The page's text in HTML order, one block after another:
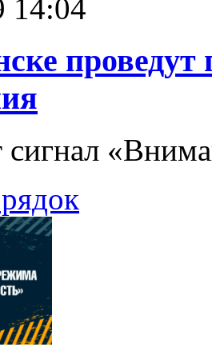
14:04
проведут
сигнал